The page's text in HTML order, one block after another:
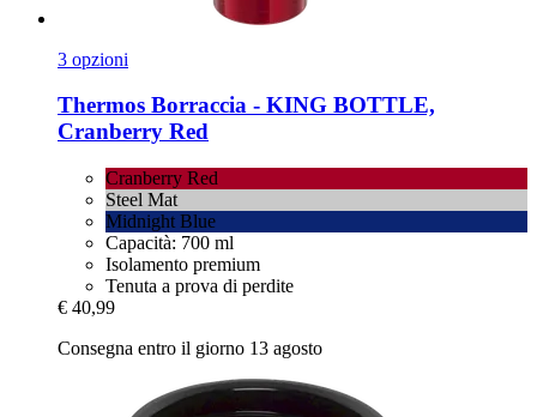
3 opzioni
Thermos Borraccia -​ KING BOTTLE,
Cranberry Red
Cranberry Red
Steel Mat
Midnight Blue
Capacità: 700 ml
Isolamento premium
Tenuta a prova di perdite
€ 40,99
Consegna entro il giorno 13 agosto